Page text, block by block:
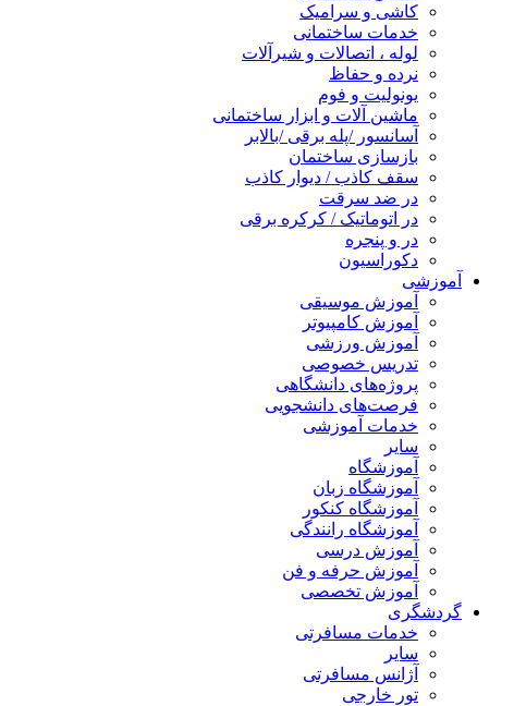
کاشی و سرامیک
خدمات ساختمانی
لوله ، اتصالات و شیرآلات
نرده و حفاظ
یونولیت و فوم
ماشین آلات و ابزار ساختمانی
آسانسور /پله برقی /بالابر
بازسازی ساختمان
سقف کاذب / دیوار کاذب
در ضد سرقت
در اتوماتیک / کرکره برقی
در و پنجره
دکوراسیون
آموزشی
آموزش موسیقی
آموزش کامپیوتر
آموزش ورزشی
تدریس خصوصی
پروژه‌های دانشگاهی
فرصت‌های دانشجویی
خدمات آموزشی
سایر
آموزشگاه
آموزشگاه زبان
آموزشگاه کنکور
آموزشگاه رانندگی
آموزش درسی
آموزش حرفه و فن
آموزش تخصصی
گردشگری
خدمات مسافرتی
سایر
آژانس مسافرتی
تور خارجی